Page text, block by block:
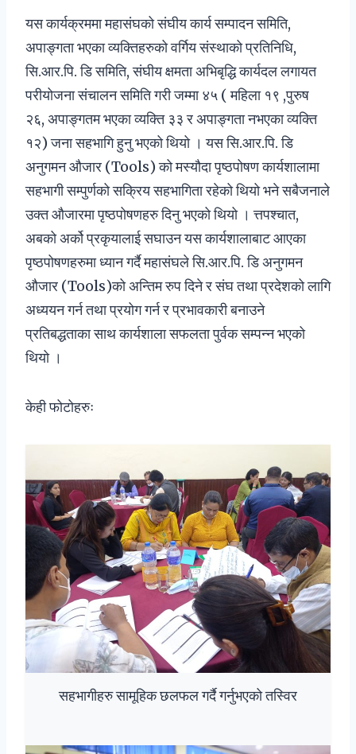
यस कार्यक्रममा महासंघको संघीय कार्य सम्पादन समिति,
अपाङ्गता भएका व्यक्तिहरुको वर्गिय संस्थाको प्रतिनिधि,
सि.आर.पि. डि समिति, संघीय क्षमता अभिबृद्धि कार्यदल लगायत
परीयोजना संचालन समिति गरी जम्मा ४५ ( महिला १९ ,पुरुष
२६, अपाङ्गतम भएका व्यक्ति ३३ र अपाङ्गता नभएका व्यक्ति
१२) जना सहभागि हुनु भएको थियो । यस सि.आर.पि. डि
अनुगमन औजार (Tools) को मस्यौदा पृष्ठपोषण कार्यशालामा
सहभागी सम्पुर्णको सक्रिय सहभागिता रहेको थियो भने सबैजनाले
उक्त औजारमा पृष्ठपोषणहरु दिनु भएको थियो । त्तपश्चात,
अबको अर्को प्रकृयालाई सघाउन यस कार्यशालाबाट आएका
पृष्ठपोषणहरुमा ध्यान गर्दै महासंघले सि.आर.पि. डि अनुगमन
औजार (Tools)को अन्तिम रुप दिने र संघ तथा प्रदेशको लागि
अध्ययन गर्न तथा प्रयोग गर्न र प्रभावकारी बनाउने
प्रतिबद्धताका साथ कार्यशाला सफलता पुर्वक सम्पन्न भएको
थियो ।
केही फोटोहरुः
सहभागीहरु सामूहिक छलफल गर्दै गर्नुभएको तस्विर